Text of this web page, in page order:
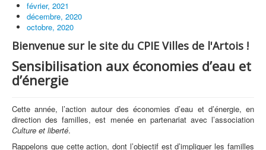
février, 2021
décembre, 2020
octobre, 2020
Bienvenue sur le site du CPIE Villes de l'Artois !
Sensibilisation aux économies d’eau et
d’énergie
Cette année, l’action autour des économies d’eau et d’énergie, en
direction des familles, est menée en partenariat avec l’association
Culture et liberté.
Rappelons que cette action, dont l’objectif est d’impliquer les familles